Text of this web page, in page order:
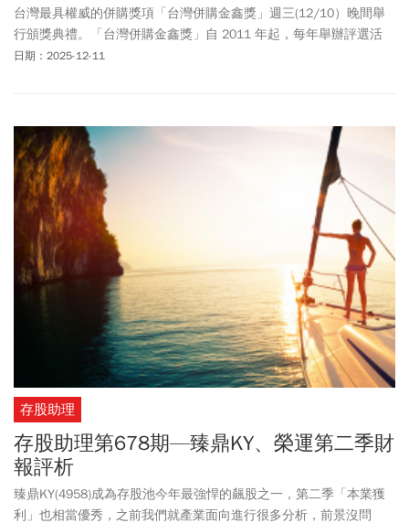
台灣最具權威的併購獎項「台灣併購金鑫獎」週三(12/10）晚間舉
行頒獎典禮。「台灣併購金鑫獎」自 2011 年起，每年舉辦評選活
動，評審委員皆為國內最資深的併購專業人士，歷年來得獎案例皆
購作為企業成長與產業整合的重要推動力。
日期：2025-12-11
存股助理
存股助理第678期—臻鼎KY、榮運第二季財
報評析
臻鼎KY(4958)成為存股池今年最強悍的飆股之一，第二季「本業獲
利」也相當優秀，之前我們就產業面向進行很多分析，前景沒問